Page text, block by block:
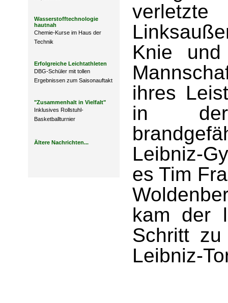
Wasserstofftechnologie
hautnah
Chemie-Kurse im Haus der
Technik
Erfolgreiche Leichtathleten
DBG-Schüler mit tollen
Ergebnissen zum Saisonauftakt
"Zusammenhalt in Vielfalt"
Inklusives Rollstuhl-
Basketballturnier
Ältere Nachrichten...
Knie
ihres
in der
Leibniz-
es Tim
kam der
Schritt
Leibniz-